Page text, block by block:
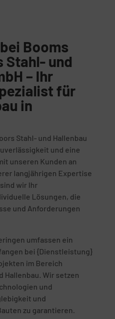
Booms
Stahl- und
– Ihr
für
in
Stahl- und Hallenbau
und eine
unseren Kunden an
langjährigen Expertise
wir Ihr
Lösungen, die
und Anforderungen
umfassen ein
bei {Dienstleistung}
im Bereich
Hallenbau. Wir setzen
und
und
zu garantieren.